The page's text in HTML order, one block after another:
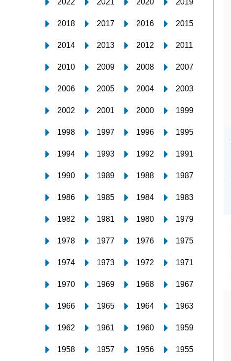
2022 2021 2020 2019
2018 2017 2016 2015
2014 2013 2012 2011
2010 2009 2008 2007
2006 2005 2004 2003
2002 2001 2000 1999
1998 1997 1996 1995
1994 1993 1992 1991
1990 1989 1988 1987
1986 1985 1984 1983
1982 1981 1980 1979
1978 1977 1976 1975
1974 1973 1972 1971
1970 1969 1968 1967
1966 1965 1964 1963
1962 1961 1960 1959
1958 1957 1956 1955